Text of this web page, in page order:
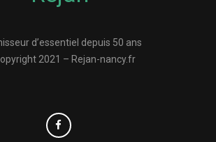
d’essentiel depuis 50 ans
2021 – Rejan-nancy.fr